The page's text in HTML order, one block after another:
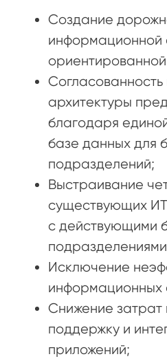
Создание
информационной
архитектуры
благодаря
базе данных для
подразделений;
Выстраивание
существующих
с действующими
Исключение
информационных
Снижение затрат
поддержку и
приложений;